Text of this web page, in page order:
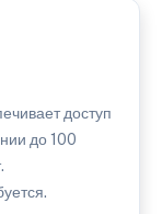
доступ
до 100